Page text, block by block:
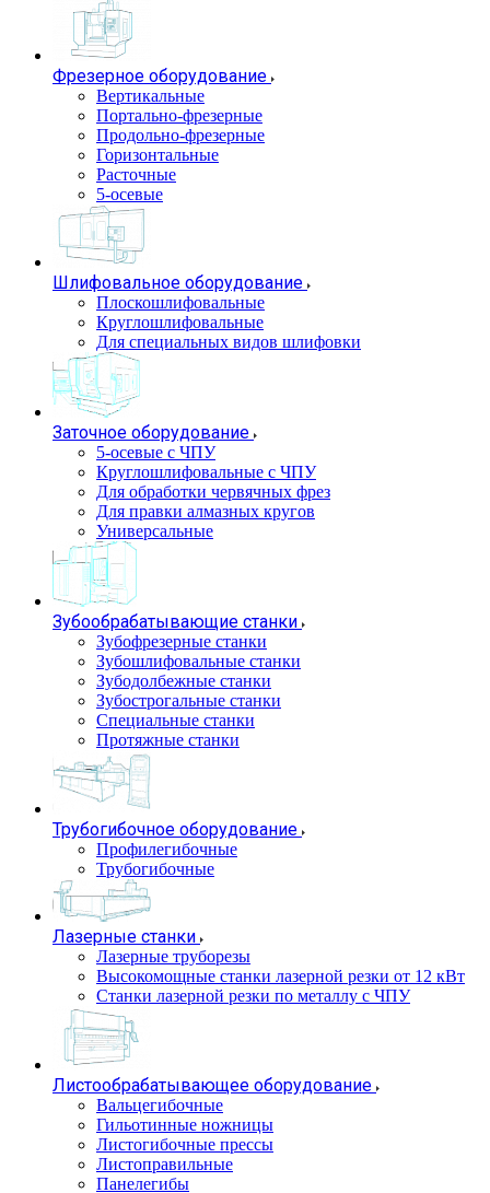
Фрезерное оборудование
Вертикальные
Портально-фрезерные
Продольно-фрезерные
Горизонтальные
Расточные
5-осевые
Шлифовальное оборудование
Плоскошлифовальные
Круглошлифовальные
Для специальных видов шлифовки
Заточное оборудование
5-осевые с ЧПУ
Круглошлифовальные с ЧПУ
Для обработки червячных фрез
Для правки алмазных кругов
Универсальные
Зубообрабатывающие станки
Зубофрезерные станки
Зубошлифовальные станки
Зубодолбежные станки
Зубострогальные станки
Специальные станки
Протяжные станки
Трубогибочное оборудование
Профилегибочные
Трубогибочные
Лазерные станки
Лазерные труборезы
Высокомощные станки лазерной резки от 12 кВт
Станки лазерной резки по металлу с ЧПУ
Листообрабатывающее оборудование
Вальцегибочные
Гильотинные ножницы
Листогибочные прессы
Листоправильные
Панелегибы